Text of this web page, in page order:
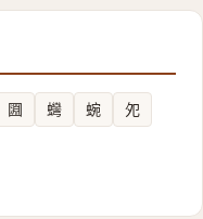
㘤 䘎 蜿
夗